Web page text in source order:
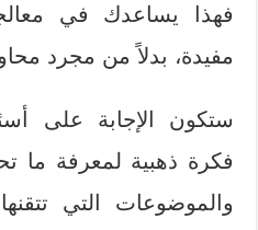
فهذا يساعدك في
مفيدة، بدلاً من مجرد
ستكون الإجابة على
فكرة ذهبية لمعرفة ما
والموضوعات التي